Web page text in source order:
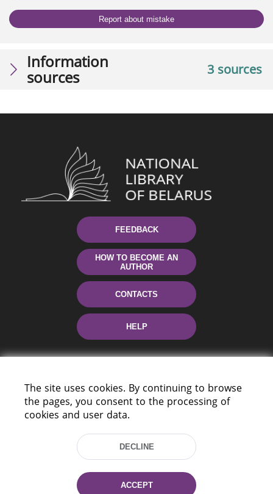
Report about mistake
3 sources
Information
sources
FEEDBACK
HOW TO BECOME AN
AUTHOR
CONTACTS
HELP
220114, Niezaležnasci Ave. 116, Minsk,
Tel.: (+375 17) 368 37 37
Fax: (+375 17) 368 97 06
The site uses cookies. By continuing to browse
the pages, you consent to the processing of
cookies and user data.
DECLINE
ACCEPT